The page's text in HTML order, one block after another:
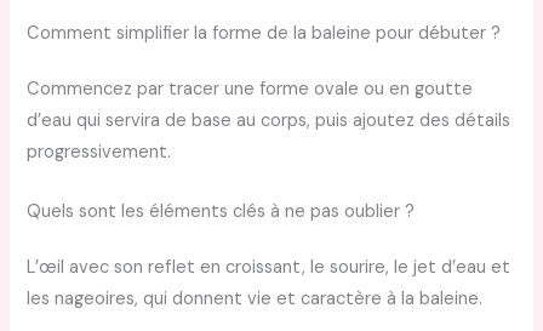
Comment simplifier la forme de la baleine pour débuter ?
Commencez par tracer une forme ovale ou en goutte
d’eau qui servira de base au corps, puis ajoutez des détails
progressivement.
Quels sont les éléments clés à ne pas oublier ?
L’œil avec son reflet en croissant, le sourire, le jet d’eau et
les nageoires, qui donnent vie et caractère à la baleine.